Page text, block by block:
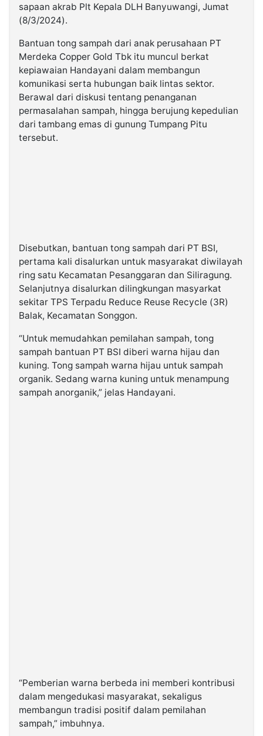
sapaan akrab Plt Kepala DLH Banyuwangi, Jumat
(8/3/2024).
Bantuan tong sampah dari anak perusahaan PT
Merdeka Copper Gold Tbk itu muncul berkat
kepiawaian Handayani dalam membangun
komunikasi serta hubungan baik lintas sektor.
Berawal dari diskusi tentang penanganan
permasalahan sampah, hingga berujung kepedulian
dari tambang emas di gunung Tumpang Pitu
tersebut.
Disebutkan, bantuan tong sampah dari PT BSI,
pertama kali disalurkan untuk masyarakat diwilayah
ring satu Kecamatan Pesanggaran dan Siliragung.
Selanjutnya disalurkan dilingkungan masyarkat
sekitar TPS Terpadu Reduce Reuse Recycle (3R)
Balak, Kecamatan Songgon.
“Untuk memudahkan pemilahan sampah, tong
sampah bantuan PT BSI diberi warna hijau dan
kuning. Tong sampah warna hijau untuk sampah
organik. Sedang warna kuning untuk menampung
sampah anorganik,” jelas Handayani.
“Pemberian warna berbeda ini memberi kontribusi
dalam mengedukasi masyarakat, sekaligus
membangun tradisi positif dalam pemilahan
sampah,” imbuhnya.